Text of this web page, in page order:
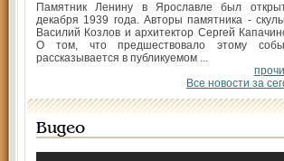
Памятник Ленину в Ярославле был
декабря 1939 года. Авторы памятника -
Василий Козлов и архитектор Сергей
О том, что предшествовало этому
рассказывается в публикуемом ...
Все новости за
Видео